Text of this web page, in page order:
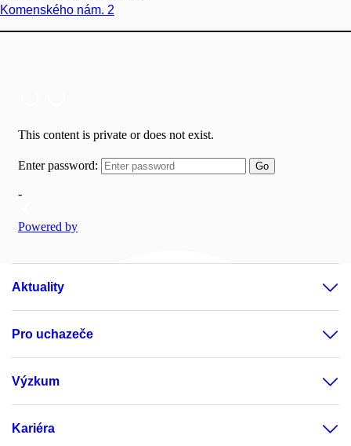
Komenského nám. 2
Aktuality
Pro uchazeče
Výzkum
Kariéra